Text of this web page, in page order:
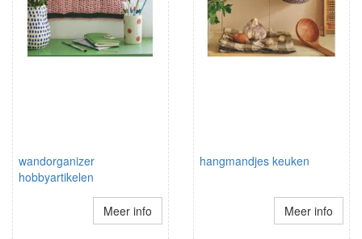
wandorganizer
hobbyartikelen
Meer info
hangmandjes keuken
Meer info